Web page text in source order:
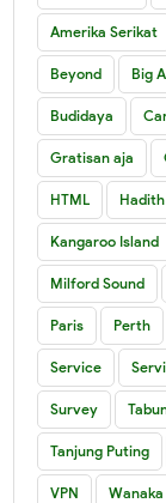
Amerika Serikat
Beyond Big
Budidaya
Gratisan aja
HTML Hadith
Kangaroo Island
Milford Sound
Paris Perth
Service
Survey
Tanjung Puting
VPN Wanaka